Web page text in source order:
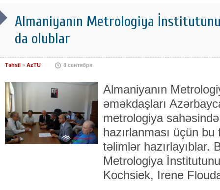
Almaniyanın Metrologiya
da olublar
Təhsil » AzTU 8 сентября
Almaniyanın
əməkdaşları
metrologiya
hazırlanması üçün
təlimlər hazırlayıblar.
Metrologiya
Kochsiek, Irene